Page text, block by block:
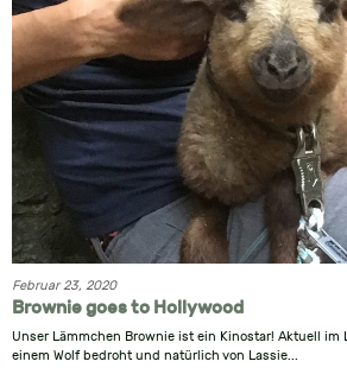
Februar 23, 2020
Brownie goes to Hollywood
Unser Lämmchen Brownie ist ein Kinostar! Aktuell im
einem Wolf bedroht und natürlich von Lassie...